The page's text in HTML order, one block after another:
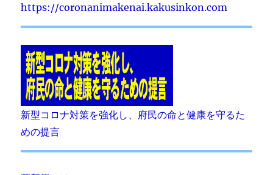
https://coronanimakenai.kakusinkon.com
新型コロナ対策を強化し、府民の命と健康を守るた
めの提言